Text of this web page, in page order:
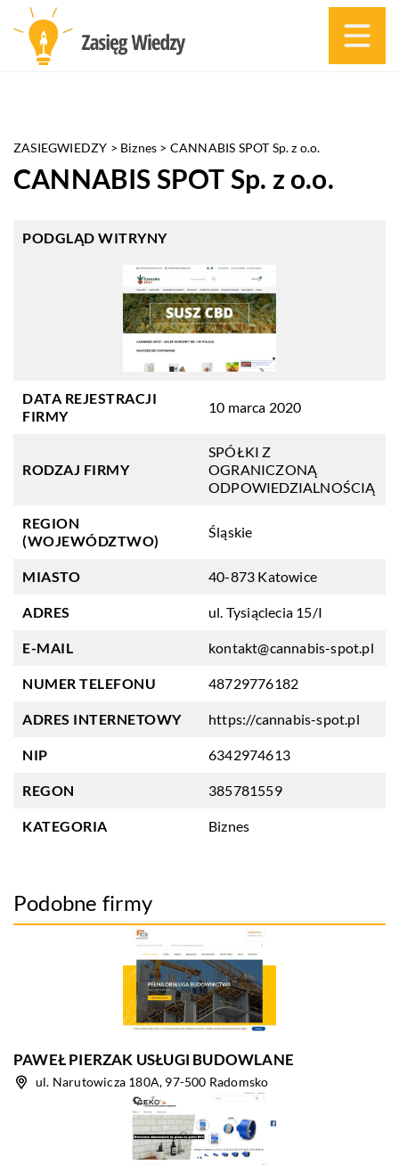
ZASIEGWIEDZY > Biznes > CANNABIS SPOT Sp. z o.o.
CANNABIS SPOT Sp. z o.o.
PODGLĄD WITRYNY
DATA REJESTRACJI
FIRMY
10 marca 2020
RODZAJ FIRMY
SPÓŁKI Z
OGRANICZONĄ
ODPOWIEDZIALNOŚCIĄ
REGION
(WOJEWÓDZTWO)
Śląskie
MIASTO 40-873 Katowice
ADRES ul. Tysiąclecia 15/I
E-MAIL kontakt@cannabis-spot.pl
NUMER TELEFONU 48729776182
ADRES INTERNETOWY https://cannabis-spot.pl
NIP 6342974613
REGON 385781559
KATEGORIA Biznes
Podobne firmy
PAWEŁ PIERZAK USŁUGI BUDOWLANE
ul. Narutowicza 180A, 97-500 Radomsko